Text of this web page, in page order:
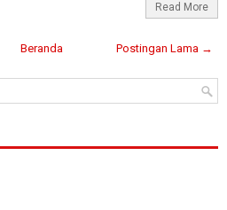
Read More
Postingan Lama →
Beranda